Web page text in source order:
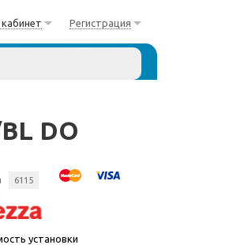
Регистрация
DO
6115
установки